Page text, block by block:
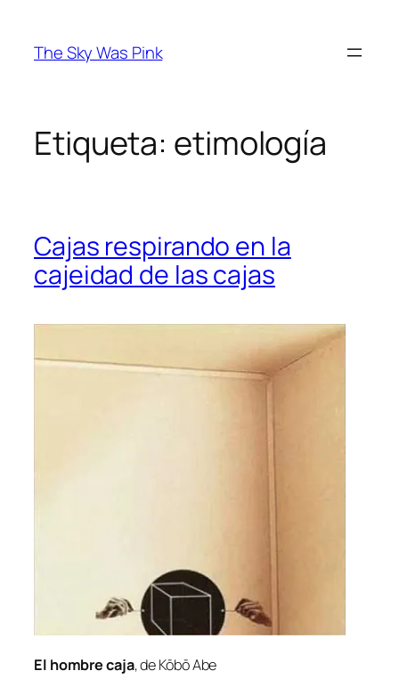
contenido
The Sky Was Pink
Etiqueta: etimología
Cajas respirando en la
cajeidad de las cajas
El hom­bre ca­ja, de Kōbō Abe